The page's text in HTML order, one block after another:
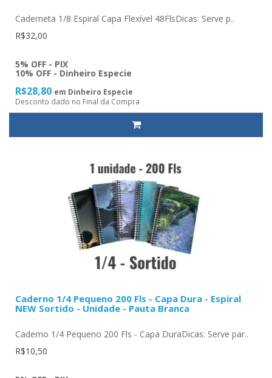
Caderneta 1/8 Espiral Capa Flexível 48FlsDicas: Serve p..
R$32,00
5% OFF - PIX
10% OFF - Dinheiro Especie
R$28,80 em Dinheiro Especie
Desconto dado no Final da Compra
Caderno 1/4 Pequeno 200 Fls - Capa Dura - Espiral
NEW Sortido - Unidade - Pauta Branca
Caderno 1/4 Pequeno 200 Fls - Capa DuraDicas: Serve par..
R$10,50